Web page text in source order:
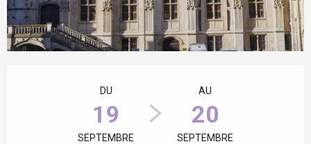
DU
19
SEPTEMBRE
AU
20
SEPTEMBRE